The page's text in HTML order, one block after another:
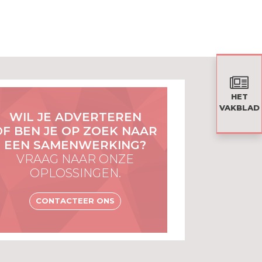
HET
VAKBLAD
WIL JE ADVERTEREN
BEN JE OP ZOEK NAAR
EEN SAMENWERKING?
VRAAG NAAR ONZE
OPLOSSINGEN.
CONTACTEER ONS